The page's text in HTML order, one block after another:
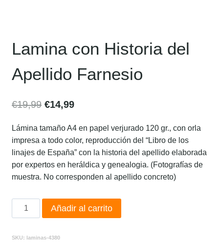
Lamina con Historia del
Apellido Farnesio
€19,99 €14,99
Lámina tamaño A4 en papel verjurado 120 gr., con orla
impresa a todo color, reproducción del “Libro de los
linajes de España” con la historia del apellido elaborada
por expertos en heráldica y genealogia. (Fotografías de
muestra. No corresponden al apellido concreto)
Añadir al carrito
SKU: laminas-4380